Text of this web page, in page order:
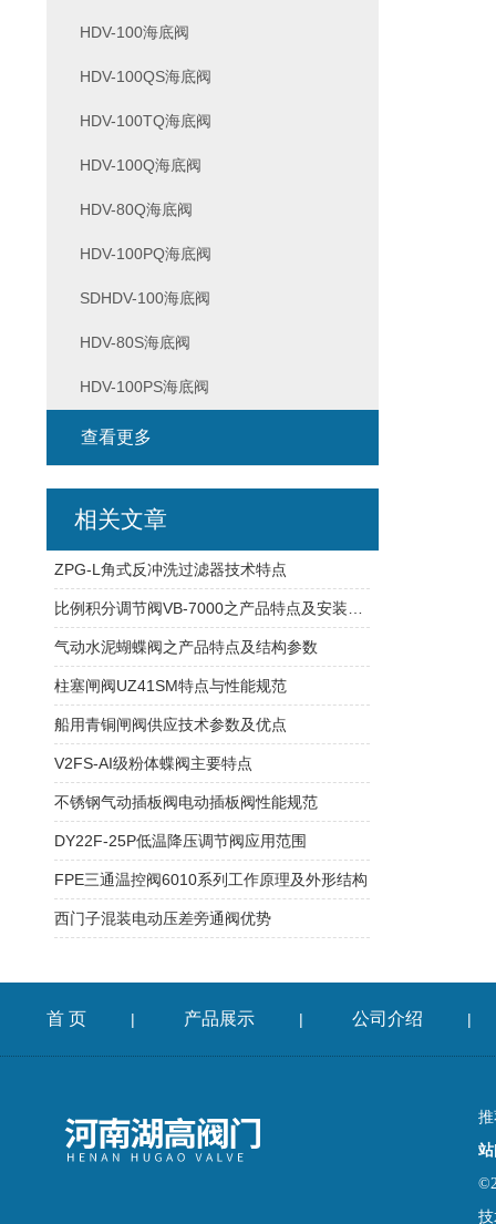
HDV-100海底阀
HDV-100QS海底阀
HDV-100TQ海底阀
HDV-100Q海底阀
HDV-80Q海底阀
HDV-100PQ海底阀
SDHDV-100海底阀
HDV-80S海底阀
HDV-100PS海底阀
查看更多
相关文章
ZPG-L角式反冲洗过滤器技术特点
气动水泥蝴蝶阀之产品特点及结构参数
柱塞闸阀UZ41SM特点与性能规范
船用青铜闸阀供应技术参数及优点
V2FS-AI级粉体蝶阀主要特点
不锈钢气动插板阀电动插板阀性能规范
DY22F-25P低温降压调节阀应用范围
FPE三通温控阀6010系列工作原理及外形结构
西门子混装电动压差旁通阀优势
首 页 | 产品展示 | 公司介绍 |